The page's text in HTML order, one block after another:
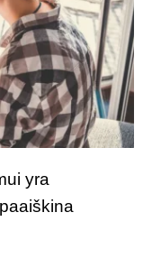
yra